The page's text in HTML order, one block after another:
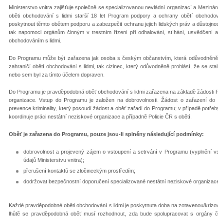
Ministerstvo vnitra zajišťuje společně se specializovanou nevládní organizací a
oběti obchodování s lidmi starší 18 let Program podpory a ochrany obětí
poskytnout těmto obětem podporu a zabezpečit ochranu jejich lidských práv a
tak napomoci orgánům činným v trestním řízení při odhalování, stíhání, usvědčení
obcho­dováním s lidmi.
Do Programu může být zařazena jak osoba s českým občanstvím, která
zahraničí obětí obchodová­ní s lidmi, tak cizinec, který odůvodněně prohlásí, že se
nebo sem byl za tímto účelem dopraven.
Do Programu je pravděpodobná oběť obchodování s lidmi za­řazena na základě
organizace. Vstup do Programu je založen na dobrovolnosti. Žádost o zařa­zení
prevence kriminality, který posoudí žádost a oběť zařadí do Programu; v případě
koordinuje práci nestátní neziskové or­ganizace a případně Policie ČR s obětí.
Oběť je zařazena do Programu, pouze jsou-li splněny násle­dující podmínky:
dobrovolnost a projevený zájem o vstoupení a setrvání v Programu (vyplnění
údajů Ministerstvu vnitra);
přerušení kontaktů se zločineckým prostředím;
dodržovat bezpečnostní doporučení specializované ne­státní neziskové
Každé pravděpodobné oběti obchodování s lidmi je poskytnuta doba na zotavenou/
lhůtě se pravdě­podobná oběť musí rozhodnout, zda bude spolupracovat s